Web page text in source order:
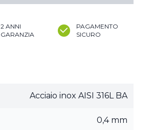
2 ANNI
GARANZIA
PAGAMENTO
SICURO
Acciaio inox AISI 316L BA
0,4 mm